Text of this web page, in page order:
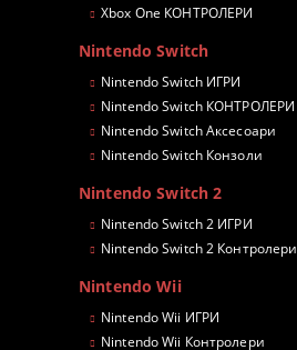
Xbox One КОНТРОЛЕРИ
Nintendo Switch
Nintendo Switch ИГРИ
Nintendo Switch КОНТРОЛЕРИ
Nintendo Switch Аксесоари
Nintendo Switch Конзоли
Nintendo Switch 2
Nintendo Switch 2 ИГРИ
Nintendo Switch 2 Контролери
Nintendo Wii
Nintendo Wii ИГРИ
Nintendo Wii Контролери